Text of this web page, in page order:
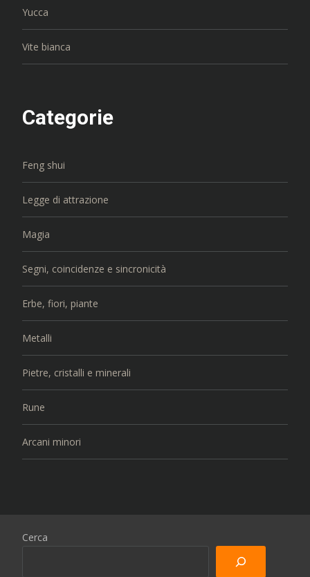
Yucca
Vite bianca
Categorie
Feng shui
Legge di attrazione
Magia
Segni, coincidenze e sincronicità
Erbe, fiori, piante
Metalli
Pietre, cristalli e minerali
Rune
Arcani minori
Cerca